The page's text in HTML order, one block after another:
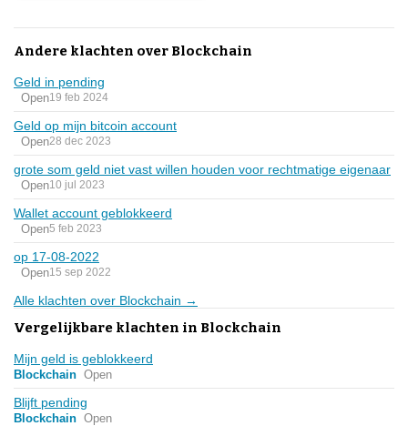
Andere klachten over Blockchain
Geld in pending
Open19 feb 2024
Geld op mijn bitcoin account
Open28 dec 2023
grote som geld niet vast willen houden voor rechtmatige eigenaar
Open10 jul 2023
Wallet account geblokkeerd
Open5 feb 2023
op 17-08-2022
Open15 sep 2022
Alle klachten over Blockchain →
Vergelijkbare klachten in Blockchain
Mijn geld is geblokkeerd
Blockchain Open
Blijft pending
Blockchain Open